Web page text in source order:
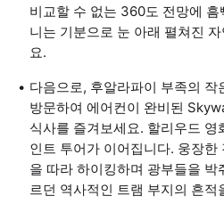
비교할 수 없는 360도 전망에
니는 기분으로 눈 아래 펼쳐진
요.
다음으로, 후알라파이 부족의
방문하여 에어컨이 완비된
식사를 즐겨보세요. 할리우드
인트 투어가 이어집니다. 웅장한
을 따라 하이킹하며 광부들을
르던 역사적인 트램 부지의 흔적